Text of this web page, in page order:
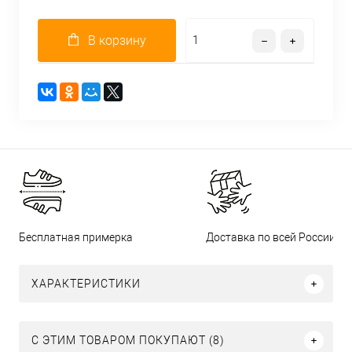
В корзину
Бесплатная примерка Доставка по всей России
ХАРАКТЕРИСТИКИ
С ЭТИМ ТОВАРОМ ПОКУПАЮТ (8)